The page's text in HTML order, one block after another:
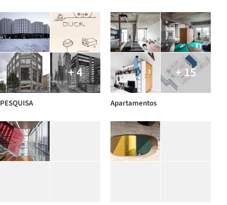
+ 4
PESQUISA
+ 15
Apartamentos